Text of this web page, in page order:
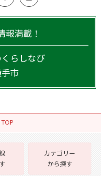
報満載！
らしなび
市
TOP
カテゴリー
から探す